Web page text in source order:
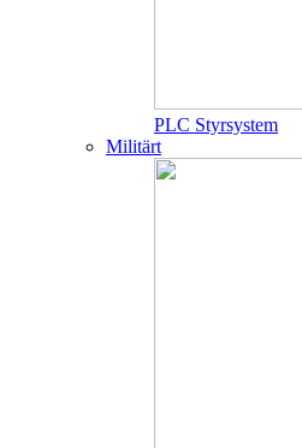
PLC Styrsystem
Militärt